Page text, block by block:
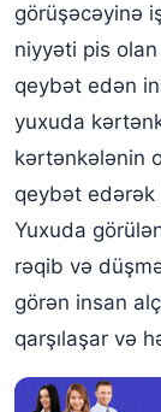
Yuxuda ağ
Yuxuda
görüşəcəyinə
niyyəti pis
qeybət edən
yuxuda
kərtənkələnin
qeybət edərək
Yuxuda
rəqib və
görən insan
qarşılaşar və